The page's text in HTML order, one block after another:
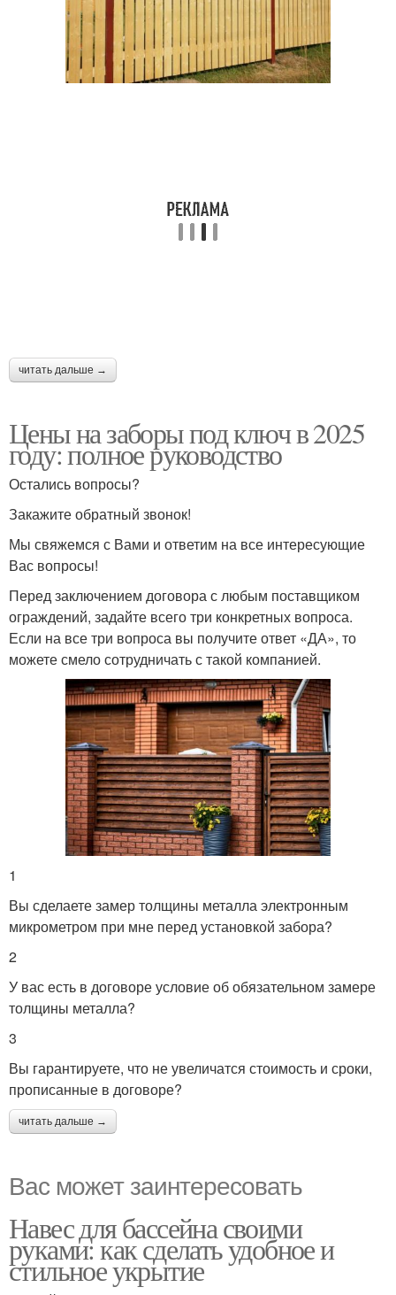
читать дальше →
Цены на заборы под ключ в 2025
году: полное руководство
Остались вопросы?
Закажите обратный звонок!
Мы свяжемся с Вами и ответим на все интересующие
Вас вопросы!
Перед заключением договора с любым поставщиком
ограждений, задайте всего три конкретных вопроса.
Если на все три вопроса вы получите ответ «ДА», то
можете смело сотрудничать с такой компанией.
1
Вы сделаете замер толщины металла электронным
микрометром при мне перед установкой забора?
2
У вас есть в договоре условие об обязательном замере
толщины металла?
3
Вы гарантируете, что не увеличатся стоимость и сроки,
прописанные в договоре?
читать дальше →
Вас может заинтересовать
Навес для бассейна своими
руками: как сделать удобное и
стильное укрытие